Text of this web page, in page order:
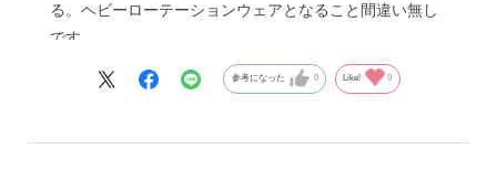
る。ヘビーローテーションウェアとなること間違い無し
です。
参考になった 0 Like! 0